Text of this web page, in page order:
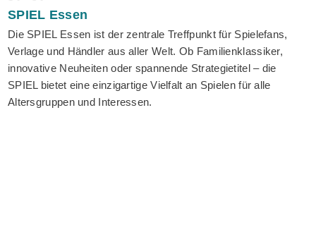
SPIEL Essen
Die SPIEL Essen ist der zentrale Treffpunkt für Spielefans,
Verlage und Händler aus aller Welt. Ob Familienklassiker,
innovative Neuheiten oder spannende Strategietitel – die
SPIEL bietet eine einzigartige Vielfalt an Spielen für alle
Altersgruppen und Interessen.